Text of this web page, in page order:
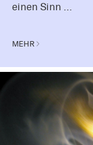
einen Sinn …
MEHR